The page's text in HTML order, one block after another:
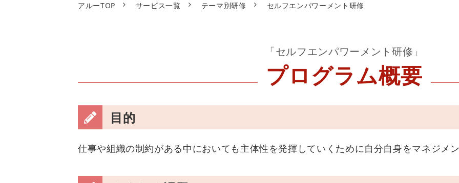
アルーTOP サービス一覧 テーマ別研修 セルフエンパワーメント研修
「セルフエンパワーメント研修」
プログラム概要
目的
仕事や組織の制約がある中においても主体性を発揮していくために自分自身をマネジメ